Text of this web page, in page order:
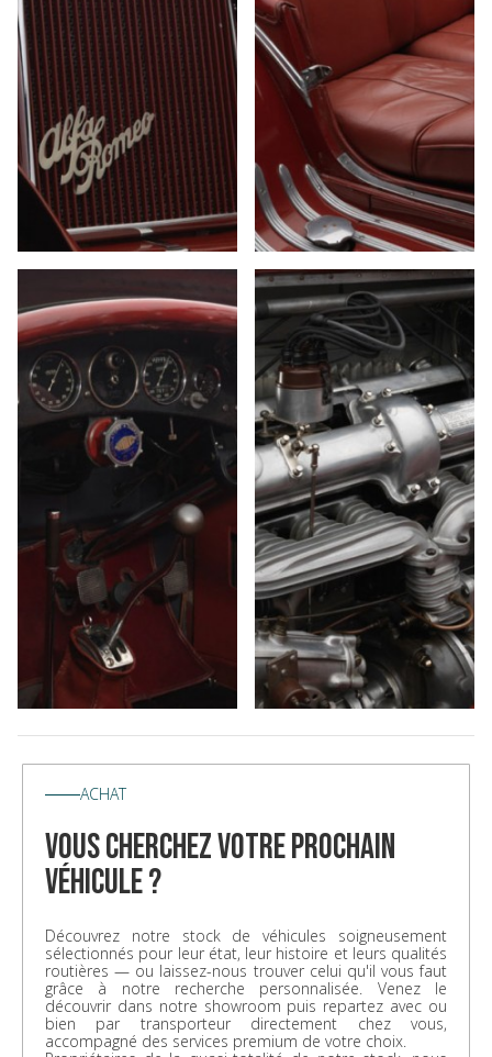
ACHAT
vous cherchez votre prochain
véhicule ?
Découvrez notre stock de véhicules soigneusement
sélectionnés pour leur état, leur histoire et leurs qualités
routières — ou laissez-nous trouver celui qu'il vous faut
grâce à notre recherche personnalisée. Venez le
découvrir dans notre showroom puis repartez avec ou
bien par transporteur directement chez vous,
accompagné des services premium de votre choix.